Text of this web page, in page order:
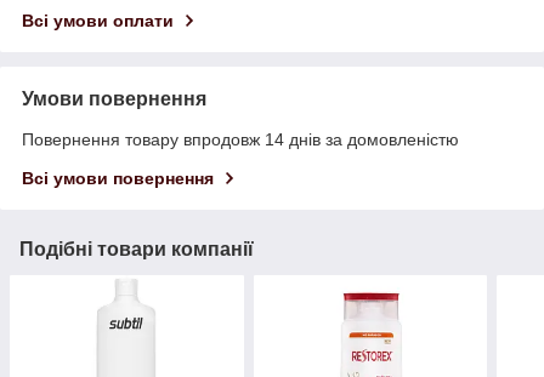
Всі умови оплати
Умови повернення
Повернення товару впродовж 14 днів за домовленістю
Всі умови повернення
Подібні товари компанії